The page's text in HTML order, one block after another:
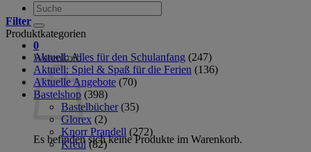
Suche
nach:
0
Warenkorb
Es befinden sich keine Produkte im Warenkorb.
Filter
Produktkategorien
Aktuell: Alles für den Schulanfang (247)
Aktuell: Spiel & Spaß für die Ferien (136)
Aktuelle Angebote (70)
Bastelshop (398)
Bastelbücher (35)
Glorex (2)
Knorr Prandell (272)
Kreul (82)